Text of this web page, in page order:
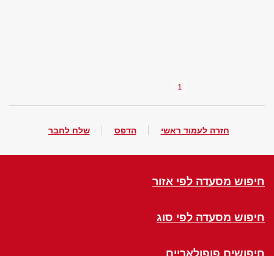
1
חזרה לעמוד ראשי הדפס שלח לחבר
חיפוש מסעדה לפי אזור
חיפוש מסעדה לפי סוג
חיפושים פופולאריים